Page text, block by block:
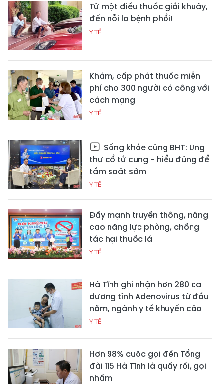
Từ một điếu thuốc giải khuây,
đến nỗi lo bệnh phổi!
Y TẾ
Khám, cấp phát thuốc miễn
phí cho 300 người có công với
cách mạng
Y TẾ
Sống khỏe cùng BHT: Ung
thư cổ tử cung - hiểu đúng để
tầm soát sớm
Y TẾ
Đẩy mạnh truyền thông, nâng
cao năng lực phòng, chống
tác hại thuốc lá
Y TẾ
Hà Tĩnh ghi nhận hơn 280 ca
dương tính Adenovirus từ đầu
năm, ngành y tế khuyến cáo
Y TẾ
Hơn 98% cuộc gọi đến Tổng
đài 115 Hà Tĩnh là quấy rối, gọi
nhầm